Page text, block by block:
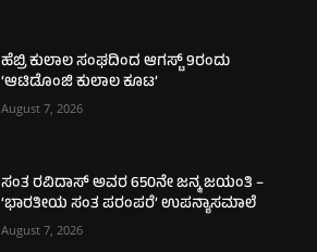
ಹೆಬ್ರಿ ಕುಲಾಲ ಸಂಘದಿಂದ ಆಗಸ್ಟ್ 9ರಂದು
‘ಆಟಿಡೊಂಜಿ ಕುಲಾಲ ಕೂಟ’
August 7, 2026
ಸಂತ ರವಿದಾಸ್ ಅವರ 650ನೇ ಜನ್ಮ ಜಯಂತಿ –
‘ಭಾರತೀಯ ಸಂತ ಪರಂಪರೆ’ ಉಪನ್ಯಾಸಮಾಲೆ
August 7, 2026